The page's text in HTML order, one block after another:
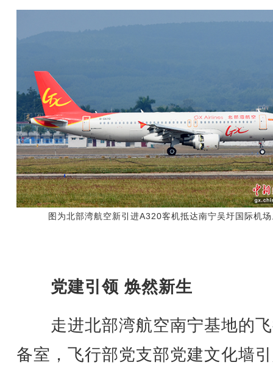
图为北部湾航空新引进A320客机抵达南宁吴圩国际机
党建引领 焕然新生
走进北部湾航空南宁基地的
备室，飞行部党支部党建文化墙